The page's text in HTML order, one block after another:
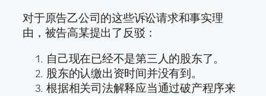
对于原告乙公司的这些诉讼请求和事实理
由，被告高某提出了反驳：
自己现在已经不是第三人的股东了。
股东的认缴出资时间并没有到。
根据相关司法解释应当通过破产程序来